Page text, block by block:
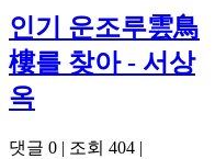
인기
운조루雲鳥
樓를 찾아 - 서상
옥
댓글 0 | 조회 404 |